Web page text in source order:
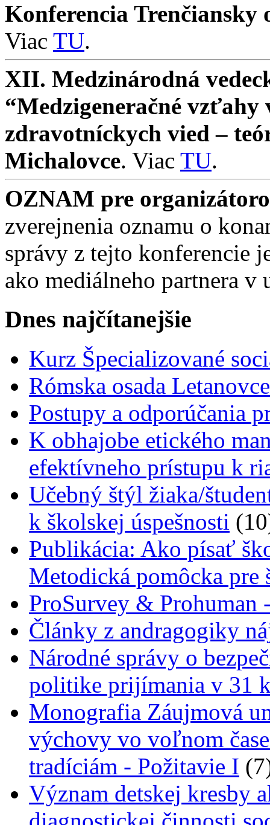
Konferencia Trenčiansky
Viac TU.
XII. Medzinárodná
“Medzigeneračné vzťahy
zdravotníckych vied –
Michalovce. Viac TU.
OZNAM pre
zverejnenia oznamu o
správy z tejto konferencie
ako mediálneho partnera v
Dnes najčítanejšie
Kurz Špecializované
Rómska osada
Postupy a odporúčania
K obhajobe etického
efektívneho prístupu k
Učebný štýl žiaka/
k školskej úspešnosti
Publikácia: Ako písať
Metodická pomôcka pre
ProSurvey & Prohuman
Články z andragogiky
Národné správy o
politike prijímania v 31
Monografia Záujmová
výchovy vo voľnom
tradíciám - Požitavie I
Význam detskej kresby